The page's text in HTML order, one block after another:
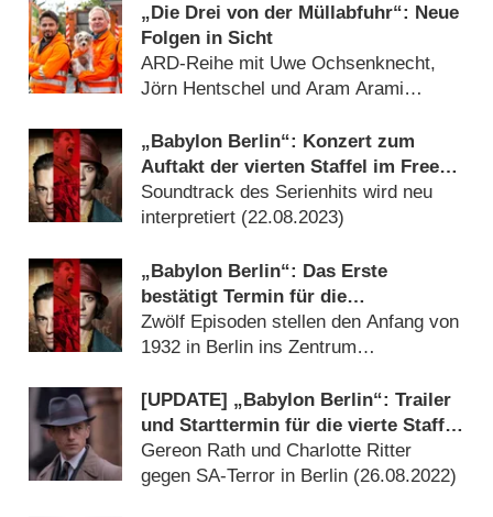
„Die Drei von der Müllabfuhr“: Neue
Folgen in Sicht
ARD-Reihe mit Uwe Ochsenknecht,
Jörn Hentschel und Aram Arami
„Babylon Berlin“: Konzert zum
Auftakt der vierten Staffel im Free-
TV
Soundtrack des Serienhits wird neu
interpretiert (22.08.2023)
„Babylon Berlin“: Das Erste
bestätigt Termin für die
Ausstrahlung der vierten Staffel
Zwölf Episoden stellen den Anfang von
1932 in Berlin ins Zentrum
[UPDATE] „Babylon Berlin“: Trailer
und Starttermin für die vierte Staffel
der deutschen Ausnahmeserie
Gereon Rath und Charlotte Ritter
gegen SA-Terror in Berlin (26.08.2022)